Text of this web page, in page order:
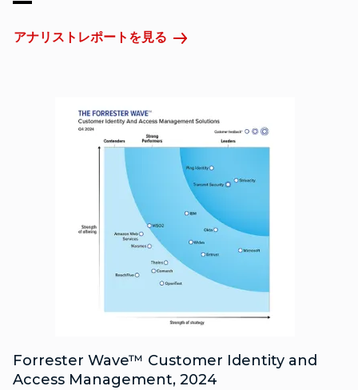
アナリストレポートを見る
Forrester Wave™ Customer Identity and
Access Management, 2024